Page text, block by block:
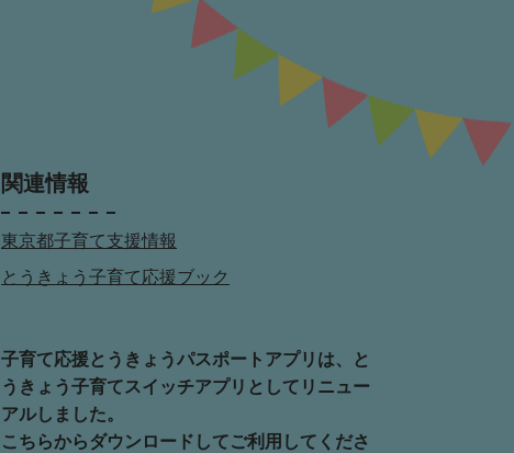
関連情報
東京都子育て支援情報
とうきょう子育て応援ブック
子育て応援とうきょうパスポートアプリは、と
うきょう子育てスイッチアプリとしてリニュー
アルしました。
こちらからダウンロードしてご利用してくださ